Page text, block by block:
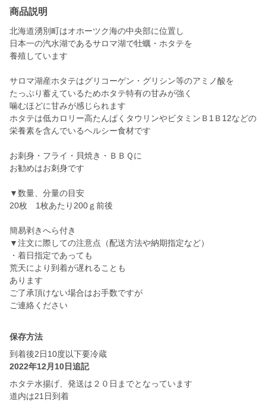
商品説明
北海道湧別町はオホーツク海の中央部に位置し
日本一の汽水湖であるサロマ湖で牡蠣・ホタテを
養殖しています
サロマ湖産ホタテはグリコーゲン・グリシン等のアミノ酸を
たっぷり蓄えているためホタテ特有の甘みが強く
噛むほどに甘みが感じられます
ホタテは低カロリー高たんぱくタウリンやビタミンＢ1Ｂ12などの
栄養素を含んでいるヘルシー食材です
お刺身・フライ・貝焼き・ＢＢＱに
お勧めはお刺身です
▼数量、分量の目安
20枚 1枚あたり200ｇ前後
簡易剥きへら付き
▼注文に際しての注意点（配送方法や納期指定など）
・着日指定であっても
荒天により到着が遅れることも
あります
ご了承頂けない場合はお手数ですが
ご連絡ください
保存方法
到着後2日10度以下要冷蔵
2022年12月10日追記
ホタテ水揚げ、発送は２０日までとなっています
道内は21日到着